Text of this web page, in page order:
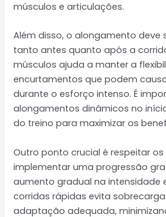
músculos e articulações.
Além disso, o alongamento deve
tanto antes quanto após a
músculos ajuda a manter a
encurtamentos que podem
durante o esforço intenso. É
alongamentos dinâmicos no
do treino para maximizar os
Outro ponto crucial é respeitar
implementar uma progressão
aumento gradual na intensidade
corridas rápidas evita
adaptação adequada,